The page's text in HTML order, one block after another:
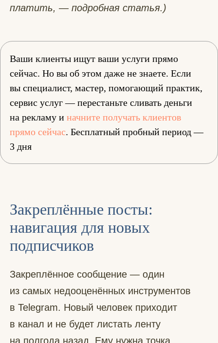
платить, — подробная статья.)
Ваши клиенты ищут ваши услуги прямо
сейчас. Но вы об этом даже не знаете. Если
вы специалист, мастер, помогающий практик,
сервис услуг — перестаньте сливать деньги
на рекламу и начните получать клиентов
прямо сейчас. Бесплатный пробный период —
3 дня
Закреплённые посты:
навигация для новых
подписчиков
Закреплённое сообщение — один
из самых недооценённых инструментов
в Telegram. Новый человек приходит
в канал и не будет листать ленту
на полгода назад. Ему нужна точка